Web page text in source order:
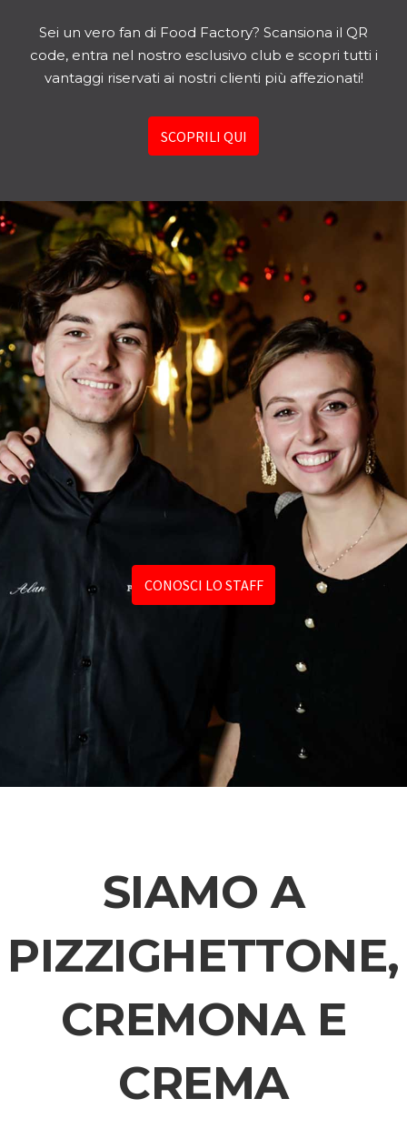
Sei un vero fan di Food Factory? Scansiona il QR
code, entra nel nostro esclusivo club e scopri tutti i
vantaggi riservati ai nostri clienti più affezionati!
SCOPRILI QUI
CONOSCI LO STAFF
SIAMO A
PIZZIGHETTONE,
CREMONA E
CREMA